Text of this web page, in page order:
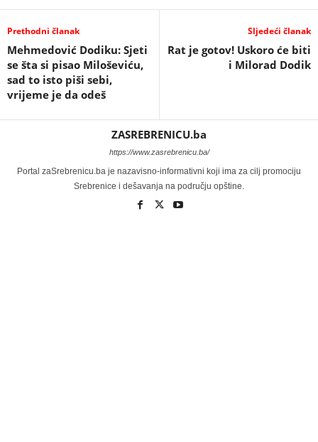
Prethodni članak
Mehmedović Dodiku: Sjeti
se šta si pisao Miloševiću,
sad to isto piši sebi,
vrijeme je da odeš
Sljedeći članak
Rat je gotov! Uskoro će biti
i Milorad Dodik
ZASREBRENICU.ba
https://www.zasrebrenicu.ba/
Portal zaSrebrenicu.ba je nazavisno-informativni koji ima za cilj promociju
Srebrenice i dešavanja na području opštine.